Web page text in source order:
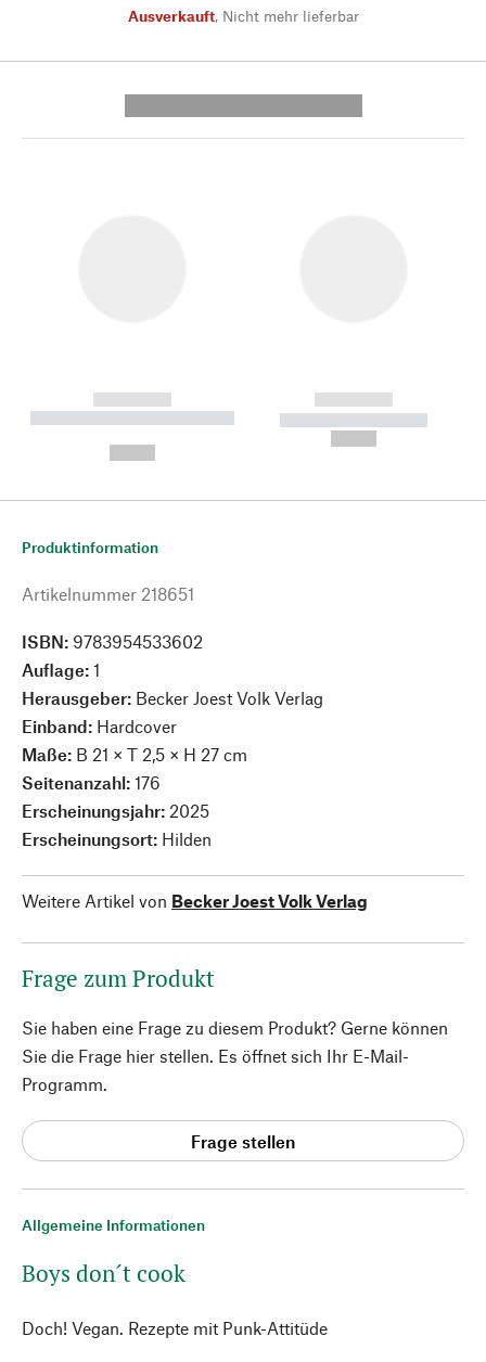
Ausverkauft, Nicht mehr lieferbar
------------
----------- ----------- --------
------------
----------- -----------
Allgemeine Informationen
Boys don´t cook
Doch! Vegan. Rezepte mit Punk-Attitüde
Produktinformation
Artikelnummer 218651
ISBN: 9783954533602
Auflage: 1
Herausgeber: Becker Joest Volk Verlag
Einband: Hardcover
Maße: B 21 × T 2,5 × H 27 cm
Seitenanzahl: 176
Erscheinungsjahr: 2025
Erscheinungsort: Hilden
Weitere Artikel von Becker Joest Volk Verlag
Frage zum Produkt
Sie haben eine Frage zu diesem Produkt? Gerne können
Sie die Frage hier stellen. Es öffnet sich Ihr E-Mail-
Programm.
Frage stellen